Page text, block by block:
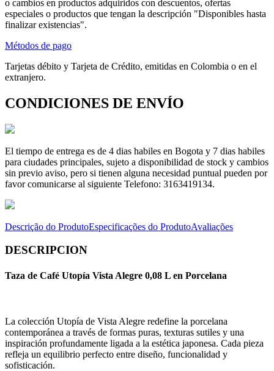
o cambios en productos adquiridos con descuentos, ofertas
especiales o productos que tengan la descripción "Disponibles hasta
finalizar existencias".
Métodos de pago
Tarjetas débito y Tarjeta de Crédito, emitidas en Colombia o en el
extranjero.
CONDICIONES DE ENVÍO
El tiempo de entrega es de 4 dias habiles en Bogota y 7 dias habiles
para ciudades principales, sujeto a disponibilidad de stock y cambios
sin previo aviso, pero si tienen alguna necesidad puntual pueden por
favor comunicarse al siguiente Telefono: 3163419134.
Descrição do ProdutoEspecificações do ProdutoAvaliações
DESCRIPCION
Taza de Café Utopía Vista Alegre 0,08 L en Porcelana
La colección Utopía de Vista Alegre redefine la porcelana
contemporánea a través de formas puras, texturas sutiles y una
inspiración profundamente ligada a la estética japonesa. Cada pieza
refleja un equilibrio perfecto entre diseño, funcionalidad y
sofisticación.